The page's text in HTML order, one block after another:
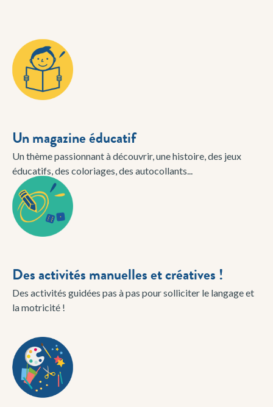
Un magazine éducatif
Un thème passionnant à découvrir, une histoire, des jeux
éducatifs, des coloriages, des autocollants...
Des activités manuelles et créatives !
Des activités guidées pas à pas pour solliciter le langage et
la motricité !